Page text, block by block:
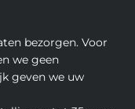
bezorgen. Voor
we geen
geven we uw